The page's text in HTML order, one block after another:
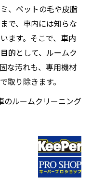
、ペットの毛や皮脂
で、車内には知らな
ます。そこで、車内
的として、ルームク
な汚れも、専用機材
取り除きます。
のルームクリーニング